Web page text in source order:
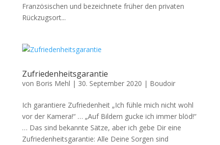
Französischen und bezeichnete früher den privaten
Rückzugsort...
Zufriedenheitsgarantie
von Boris Mehl | 30. September 2020 | Boudoir
Ich garantiere Zufriedenheit „Ich fühle mich nicht wohl
vor der Kamera!“ … „Auf Bildern gucke ich immer blöd!“
… Das sind bekannte Sätze, aber ich gebe Dir eine
Zufriedenheitsgarantie: Alle Deine Sorgen sind